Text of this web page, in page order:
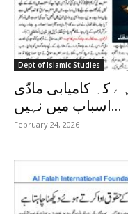
Dept of Islamic Studies
ہے کہ کامیابی مادّی
اسباب میں نہیں...
February 24, 2026